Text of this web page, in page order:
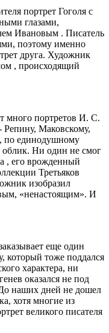
портрет Гоголя с
глазами,
Ивановым . Писатель
поэтому именно
друга. Художник
, происходящий
много портретов И. С.
Маковскому,
по единодушному
облик. Ни один не смог
, его врожденный
Третьяков
изобразил
«ненастоящим». И
еще один
который тоже поддался
характера, ни
оказался не под
наших дней не дошел
хотя многие из
великого писателя